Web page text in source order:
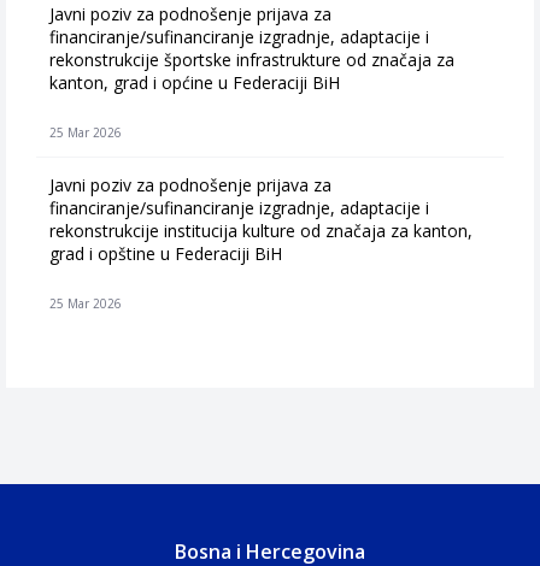
Javni poziv za podnošenje prijava za
financiranje/sufinanciranje izgradnje, adaptacije i
rekonstrukcije športske infrastrukture od značaja za
kanton, grad i općine u Federaciji BiH
25 Mar 2026
Javni poziv za podnošenje prijava za
financiranje/sufinanciranje izgradnje, adaptacije i
rekonstrukcije institucija kulture od značaja za kanton,
grad i opštine u Federaciji BiH
25 Mar 2026
Bosna i Hercegovina